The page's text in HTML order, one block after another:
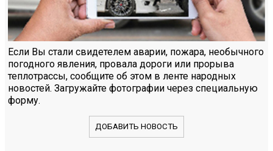
Если Вы стали свидетелем аварии, пожара, необычного
погодного явления, провала дороги или прорыва
теплотрассы, сообщите об этом в ленте народных
новостей. Загружайте фотографии через специальную
форму.
ДОБАВИТЬ НОВОСТЬ